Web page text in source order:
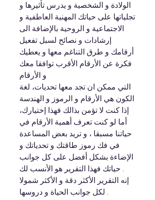
الولادة و الشخصية و يدرس تأثيرها و
تجلياتها على حياتك المهنية العاطفية و
الاجتماعية و الروحية بالإضافة الى
إرشادات و نصائح لسبل تفعيل
أرقامك و طرق التناغم معها و يعطيك
فكرة عن الأرقام الأقرب توافقا معك
و الأرقام
التي ممكن ان تجد معها تحديات، لغة
الكون هي الأرقام و الرموز و الهندسة
إذا كنت لا تؤمن بذالك فهذا إختيارك،
أما لو كنت تعرف أهمية الأرقام في
حياتنا مسبقا ، و تريد بعض المساعدة
في فك رموز طاقتك و تحدياتك و
الإضاءة بشكل أفضل على كل جوانب
حياتك فهذا التقرير هو الأنسب لك .
إنه التقرير الأكثر دقة و الأكثر شمولا
لكل جوانب الحياة و دروسها .